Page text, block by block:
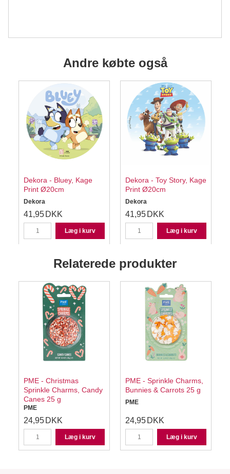
Andre købte også
Dekora - Bluey, Kage
Print Ø20cm
Dekora
41,95 DKK
Læg i kurv
Dekora - Toy Story, Kage
Print Ø20cm
Dekora
41,95 DKK
Læg i kurv
Relaterede produkter
PME - Christmas
Sprinkle Charms, Candy
Canes 25 g
PME
24,95 DKK
Læg i kurv
PME - Sprinkle Charms,
Bunnies & Carrots 25 g
PME
24,95 DKK
Læg i kurv